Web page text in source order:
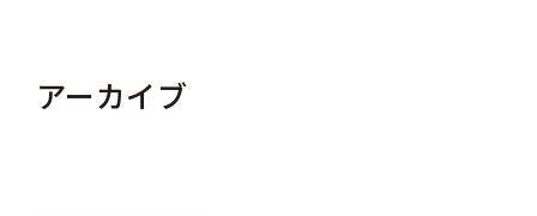
アーカイブ